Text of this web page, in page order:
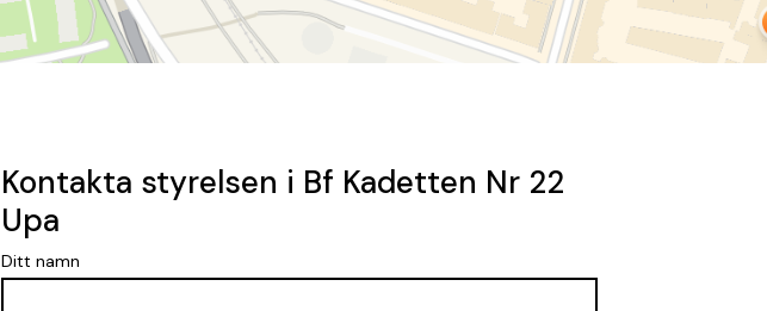
Kontakta styrelsen i Bf Kadetten Nr 22
Upa
Ditt namn